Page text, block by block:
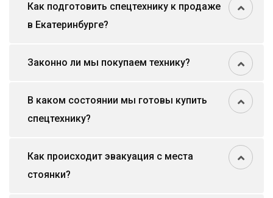
Как подготовить спецтехнику к продаже
в Екатеринбурге?
Законно ли мы покупаем технику?
В каком состоянии мы готовы купить
спецтехнику?
Как происходит эвакуация с места
стоянки?